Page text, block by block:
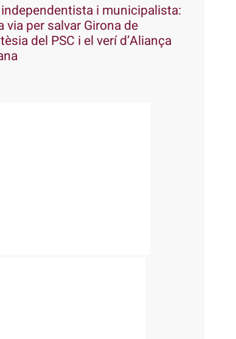
i municipalista:
via per salvar Girona de
del PSC i el verí d’Aliança